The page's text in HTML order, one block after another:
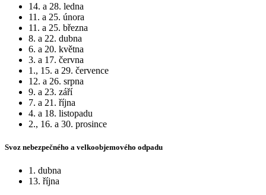
14. a 28. ledna
11. a 25. února
11. a 25. března
8. a 22. dubna
6. a 20. května
3. a 17. června
1., 15. a 29. července
12. a 26. srpna
9. a 23. září
7. a 21. října
4. a 18. listopadu
2., 16. a 30. prosince
Svoz nebezpečného a velkoobjemového odpadu
1. dubna
13. října